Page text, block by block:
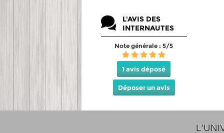
L'AVIS DES
INTERNAUTES
Note générale : 5/5
1 avis déposé
Déposer un avis